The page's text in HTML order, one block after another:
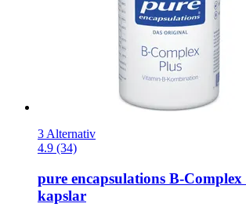
3 Alternativ
4.9 (34)
pure encapsulations B-​Complex
kapslar